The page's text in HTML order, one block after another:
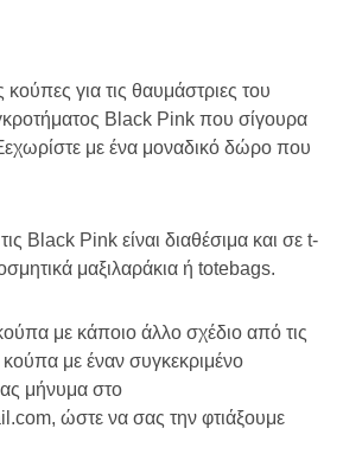
κούπες για τις θαυμάστριες του
Black Pink που σίγουρα
με ένα μοναδικό δώρο που
Black Pink είναι διαθέσιμα και σε t-
μαξιλαράκια ή totebags.
με κάποιο άλλο σχέδιο από τις
με έναν συγκεκριμένο
μήνυμα στο
ώστε να σας την φτιάξουμε